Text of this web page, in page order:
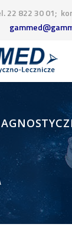
22 822 30 01;